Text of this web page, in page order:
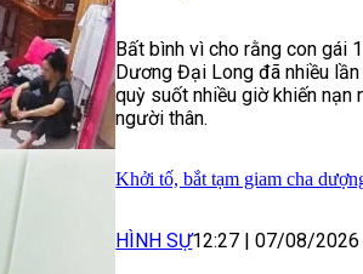
Bất bình vì cho rằng con gái
Dương Đại Long đã nhiều
quỳ suốt nhiều giờ khiến nạn
người thân.
Khởi tố, bắt tạm giam cha
HÌNH SỰ12:27 | 07/08/2026